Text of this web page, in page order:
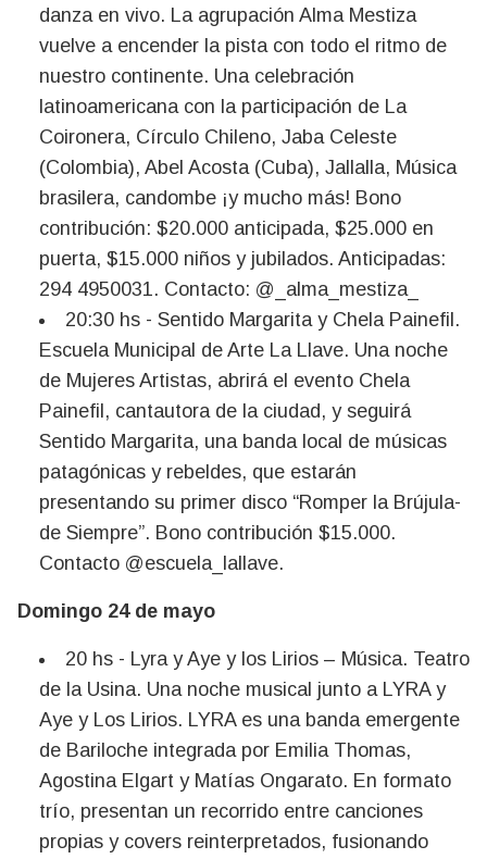
danza en vivo. La agrupación Alma Mestiza
vuelve a encender la pista con todo el ritmo de
nuestro continente. Una celebración
latinoamericana con la participación de La
Coironera, Círculo Chileno, Jaba Celeste
(Colombia), Abel Acosta (Cuba), Jallalla, Música
brasilera, candombe ¡y mucho más! Bono
contribución: $20.000 anticipada, $25.000 en
puerta, $15.000 niños y jubilados. Anticipadas:
294 4950031. Contacto: @_alma_mestiza_
20:30 hs - Sentido Margarita y Chela Painefil.
Escuela Municipal de Arte La Llave. Una noche
de Mujeres Artistas, abrirá el evento Chela
Painefil, cantautora de la ciudad, y seguirá
Sentido Margarita, una banda local de músicas
patagónicas y rebeldes, que estarán
presentando su primer disco “Romper la Brújula-
de Siempre”. Bono contribución $15.000.
Contacto @escuela_lallave.
Domingo 24 de mayo
20 hs - Lyra y Aye y los Lirios – Música. Teatro
de la Usina. Una noche musical junto a LYRA y
Aye y Los Lirios. LYRA es una banda emergente
de Bariloche integrada por Emilia Thomas,
Agostina Elgart y Matías Ongarato. En formato
trío, presentan un recorrido entre canciones
propias y covers reinterpretados, fusionando